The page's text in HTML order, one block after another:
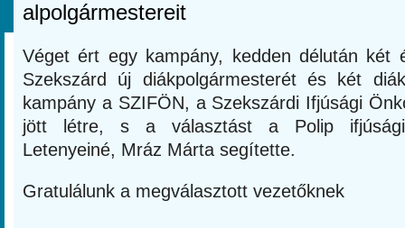
alpolgármestereit
Véget ért egy kampány, kedden délután két
Szekszárd új diákpolgármesterét és két
kampány a SZIFÖN, a Szekszárdi Ifjúsági
jött létre, s a választást a Polip ifjúsági
Letenyeiné, Mráz Márta segítette.
Gratulálunk a megválasztott vezetőknek